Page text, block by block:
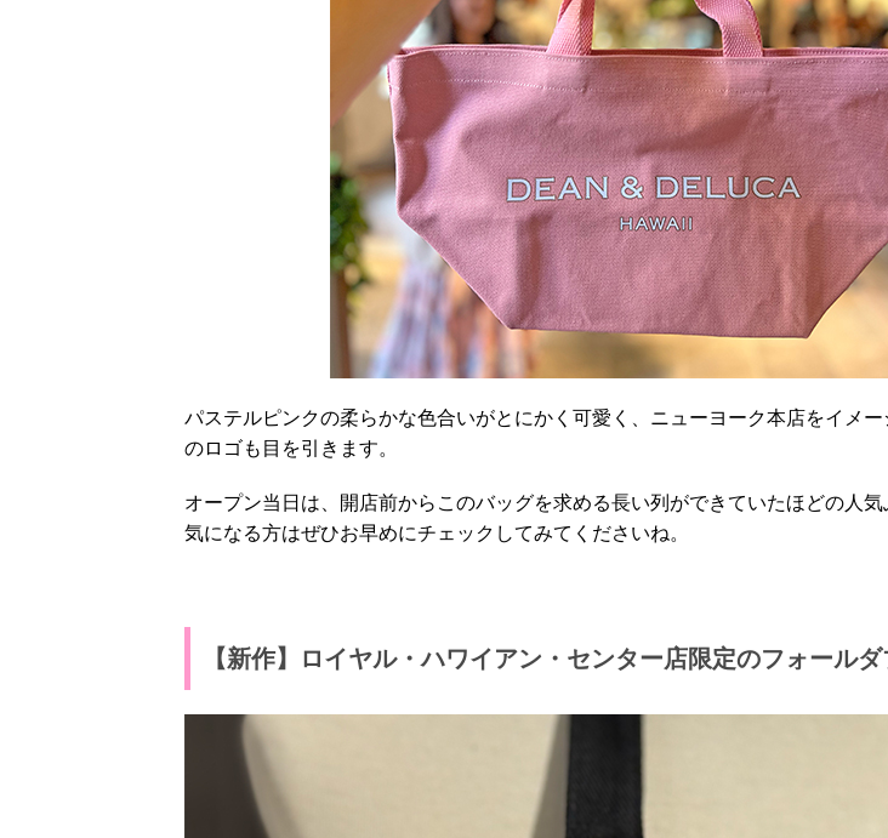
パステルピンクの柔らかな色合いがとにかく可愛く、ニューヨーク本店をイメー
のロゴも目を引きます。
オープン当日は、開店前からこのバッグを求める長い列ができていたほどの人気
気になる方はぜひお早めにチェックしてみてくださいね。
【新作】ロイヤル・ハワイアン・センター店限定のフォールダ